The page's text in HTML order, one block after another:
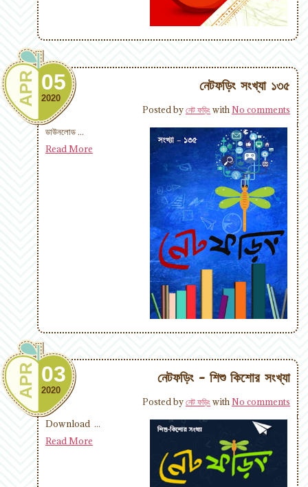
নেটফড়িং সংখ্যা ১৩৫
APR 05
2020
Posted byনেট ফড়িং with No comments
ডাউনলোড ...
Read More
নেটফড়িং - শিশু কিশোর সংখ্যা
APR 03
2020
Posted byনেট ফড়িং withNo comments
Download ...
Read More